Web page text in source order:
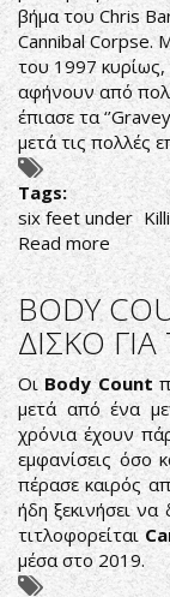
βήμα του Chris
Cannibal Corpse.
του 1997 κυρίως,
αφήνουν από
έπιασε τα
μετά τις πολλές
Tags:
six feet under
Read more about
DEATH
METAL
FOR
BODY
ΔΙΣΚΟ
ΟιBody Count
μετά από ένα
χρόνια έχουν
εμφανίσεις όσο
πέρασε καιρός
ήδη ξεκινήσει
τιτλοφορείται
μέσα στο 2019.